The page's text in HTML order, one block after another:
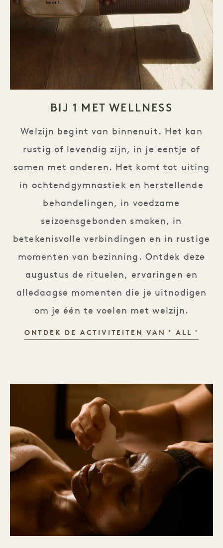
BIJ 1 MET WELLNESS
Welzijn begint van binnenuit. Het kan
rustig of levendig zijn, in je eentje of
samen met anderen. Het komt tot uiting
in ochtendgymnastiek en herstellende
behandelingen, in voedzame
seizoensgebonden smaken, in
betekenisvolle verbindingen en in rustige
momenten van bezinning. Ontdek deze
augustus de rituelen, ervaringen en
alledaagse momenten die je uitnodigen
om je één te voelen met welzijn.
ONTDEK DE ACTIVITEITEN VAN ' ALL '